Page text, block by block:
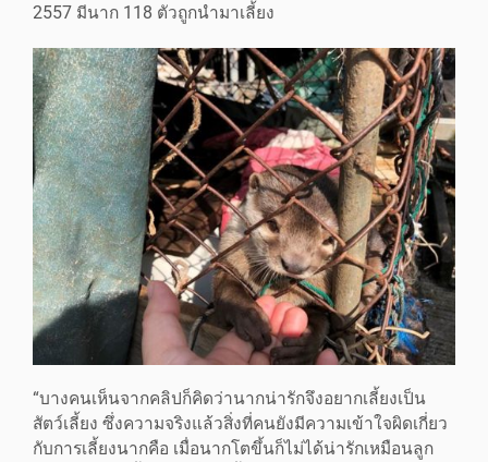
2557 มีนาก 118 ตัวถูกนำมาเลี้ยง
“บางคนเห็นจากคลิปก็คิดว่านากน่ารักจึงอยากเลี้ยงเป็น
สัตว์เลี้ยง ซึ่งความจริงแล้วสิ่งที่คนยังมีความเข้าใจผิดเกี่ยว
กับการเลี้ยงนากคือ เมื่อนากโตขึ้นก็ไม่ได้น่ารักเหมือนลูก